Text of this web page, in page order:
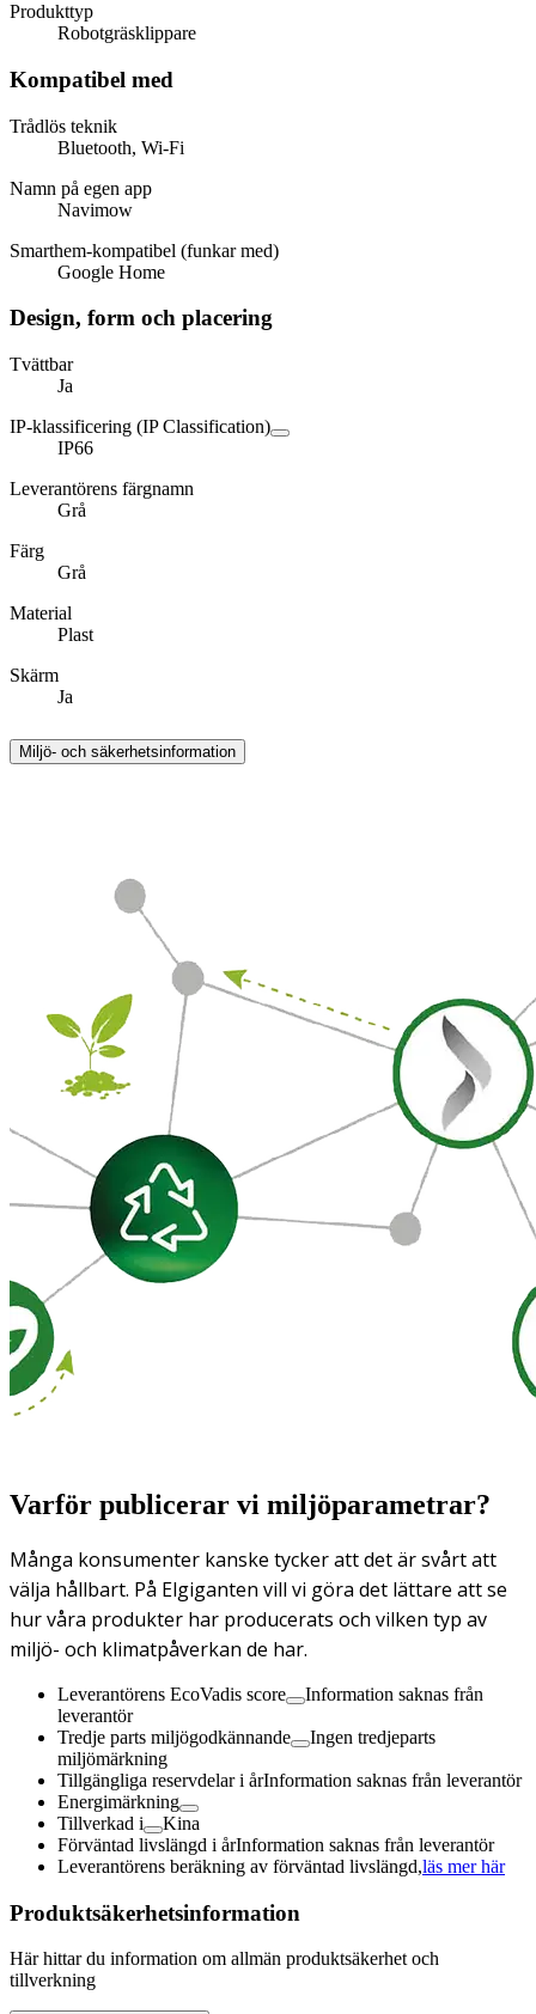
Produkttyp
Robotgräsklippare
Kompatibel med
Trådlös teknik
Bluetooth, Wi-Fi
Namn på egen app
Navimow
Smarthem-kompatibel (funkar med)
Google Home
Design, form och placering
Tvättbar
Ja
IP-klassificering (IP Classification)
IP66
Leverantörens färgnamn
Grå
Färg
Grå
Material
Plast
Skärm
Ja
Miljö- och säkerhetsinformation
Varför publicerar vi miljöparametrar?
Många konsumenter kanske tycker att det är svårt att
välja hållbart. På Elgiganten vill vi göra det lättare att se
hur våra produkter har producerats och vilken typ av
miljö- och klimatpåverkan de har.
Leverantörens EcoVadis score
Information saknas från
leverantör
Tredje parts miljögodkännande
Ingen tredjeparts
miljömärkning
Tillgängliga reservdelar i årInformation saknas från leverantör
Energimärkning
Tillverkad i
Kina
Förväntad livslängd i årInformation saknas från leverantör
Leverantörens beräkning av förväntad livslängd,läs mer här
Produktsäkerhetsinformation
Här hittar du information om allmän produktsäkerhet och
tillverkning